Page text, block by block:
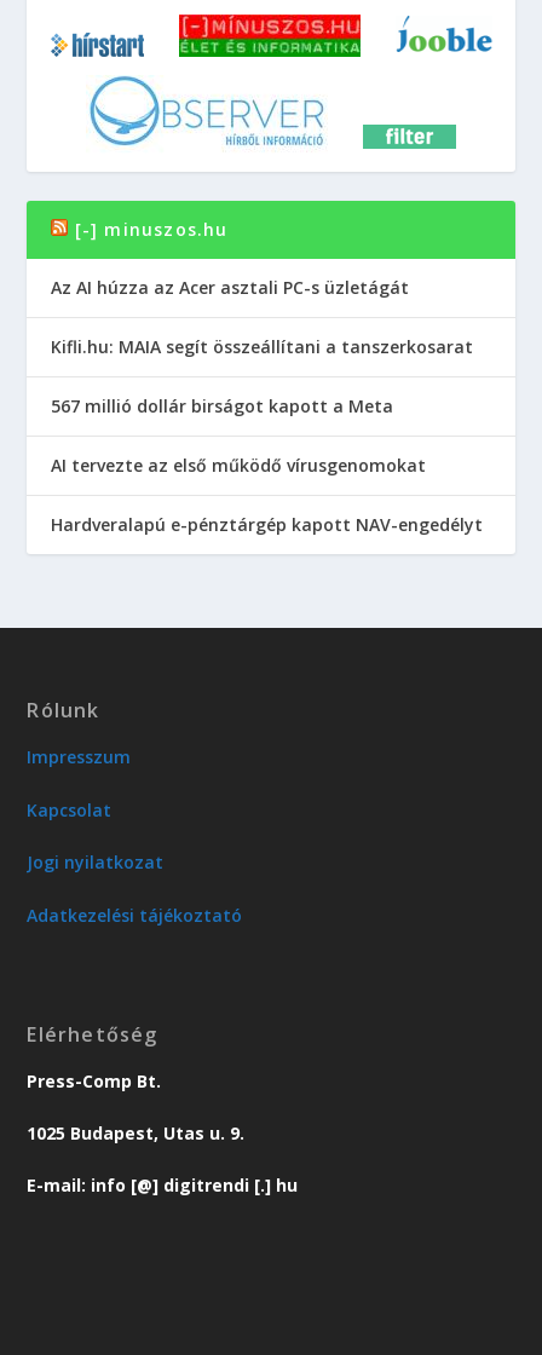
[-] minuszos.hu
Az AI húzza az Acer asztali PC-s üzletágát
Kifli.hu: MAIA segít összeállítani a tanszerkosarat
567 millió dollár birságot kapott a Meta
AI tervezte az első működő vírusgenomokat
Hardveralapú e-pénztárgép kapott NAV-engedélyt
Rólunk
Impresszum
Kapcsolat
Jogi nyilatkozat
Adatkezelési tájékoztató
Elérhetőség
Press-Comp Bt.
1025 Budapest, Utas u. 9.
E-mail: info [@] digitrendi [.] hu